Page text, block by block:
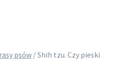
psów /Shih tzu. Czy pieski